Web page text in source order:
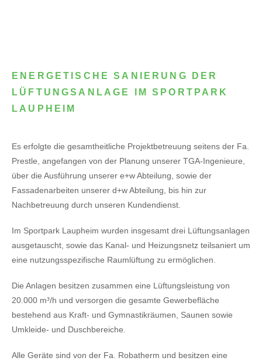
ENERGETISCHE SANIERUNG DER
LÜFTUNGSANLAGE IM SPORTPARK
LAUPHEIM
Es erfolgte die gesamtheitliche Projektbetreuung seitens der Fa.
Prestle, angefangen von der Planung unserer TGA-Ingenieure,
über die Ausführung unserer e+w Abteilung, sowie der
Fassadenarbeiten unserer d+w Abteilung, bis hin zur
Nachbetreuung durch unseren Kundendienst.
Im Sportpark Laupheim wurden insgesamt drei Lüftungsanlagen
ausgetauscht, sowie das Kanal- und Heizungsnetz teilsaniert um
eine nutzungsspezifische Raumlüftung zu ermöglichen.
Die Anlagen besitzen zusammen eine Lüftungsleistung von
20.000 m³/h und versorgen die gesamte Gewerbefläche
bestehend aus Kraft- und Gymnastikräumen, Saunen sowie
Umkleide- und Duschbereiche.
Alle Geräte sind von der Fa. Robatherm und besitzen eine